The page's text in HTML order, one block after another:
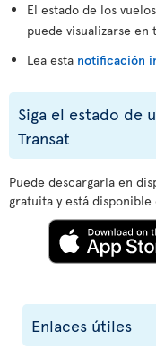
El estado de los
puede visualizarse en
Lea esta notificación
Siga el estado de
Transat
Puede descargarla en
gratuita y está disponible
Enlaces útiles